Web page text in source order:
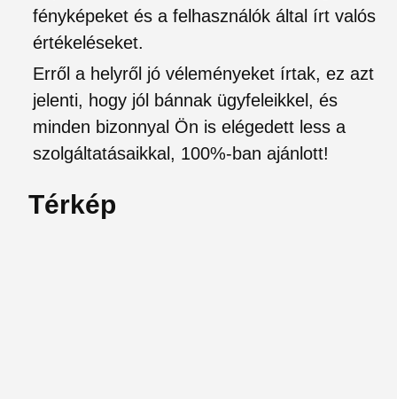
fényképeket és a felhasználók által írt valós
értékeléseket.
Erről a helyről jó véleményeket írtak, ez azt
jelenti, hogy jól bánnak ügyfeleikkel, és
minden bizonnyal Ön is elégedett less a
szolgáltatásaikkal, 100%-ban ajánlott!
Térkép